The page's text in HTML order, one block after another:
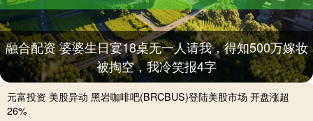
融合配资 婆婆生日宴18桌无一人请我，得知500万嫁妆
被掏空，我冷笑报4字
元富投资 美股异动 黑岩咖啡吧(BRCBUS)登陆美股市场 开盘涨超
26%